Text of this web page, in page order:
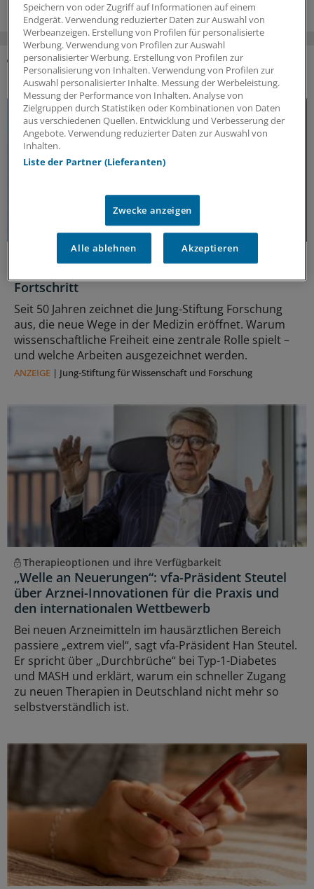
DAS KÖNNTE SIE AUCH INTERESSIEREN
Fortschritt
Seit 50 Jahren zeichnet die Jung-Stiftung Forschung
aus, die neue Wege in der Medizin eröffnet. Warum
wissenschaftliche Freiheit eine zentrale Rolle spielt –
und welche Arbeiten ausgezeichnet werden.
ANZEIGE | Jung-Stiftung für Wissenschaft und Forschung
Therapieoptionen und ihre Verfügbarkeit
„Welle an Neuerungen“: vfa-Präsident Steutel
über Arznei-Innovationen für die Praxis und
den internationalen Wettbewerb
Bei neuen Arzneimitteln im hausärztlichen Bereich
passiere „extrem viel“, sagt vfa-Präsident Han Steutel.
Er spricht über „Durchbrüche“ bei Typ-1-Diabetes
und MASH und erklärt, warum ein schneller Zugang
zu neuen Therapien in Deutschland nicht mehr so
selbstverständlich ist.
Speichern von oder Zugriff auf Informationen auf einem
Endgerät. Verwendung reduzierter Daten zur Auswahl von
Werbeanzeigen. Erstellung von Profilen für personalisierte
Werbung. Verwendung von Profilen zur Auswahl
personalisierter Werbung. Erstellung von Profilen zur
Personalisierung von Inhalten. Verwendung von Profilen zur
Auswahl personalisierter Inhalte. Messung der Werbeleistung.
Messung der Performance von Inhalten. Analyse von
Zielgruppen durch Statistiken oder Kombinationen von Daten
aus verschiedenen Quellen. Entwicklung und Verbesserung der
Angebote. Verwendung reduzierter Daten zur Auswahl von
Inhalten.
Liste der Partner (Lieferanten)
Zwecke anzeigen
Alle ablehnen Akzeptieren